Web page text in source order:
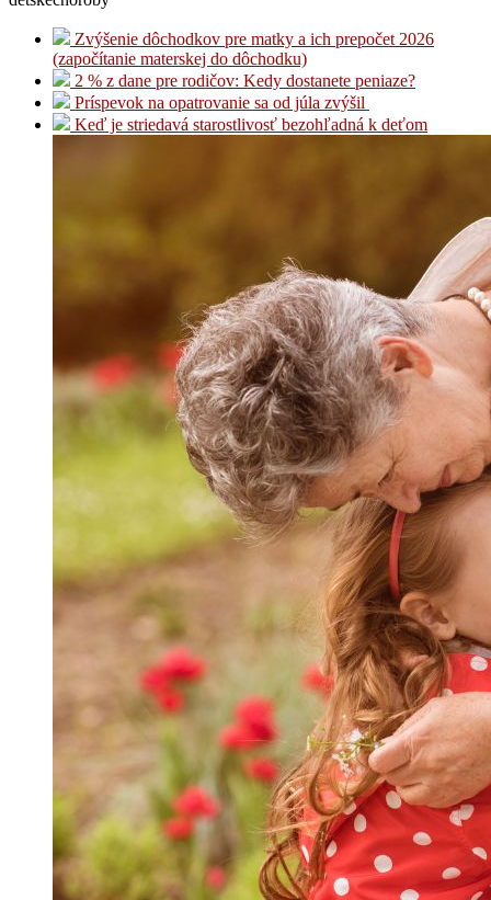
Zvýšenie dôchodkov pre matky a ich prepočet 2026
(započítanie materskej do dôchodku)
2 % z dane pre rodičov: Kedy dostanete peniaze?
Príspevok na opatrovanie sa od júla zvýšil
Keď je striedavá starostlivosť bezohľadná k deťom